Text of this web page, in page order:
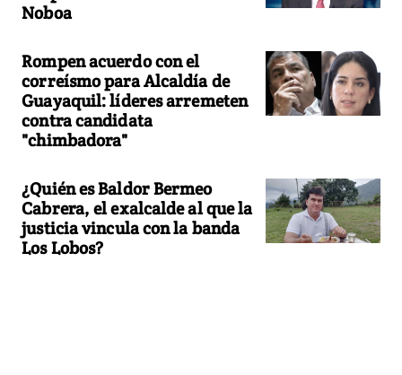
Noboa
Rompen acuerdo con el
correísmo para Alcaldía de
Guayaquil: líderes arremeten
contra candidata
"chimbadora"
¿Quién es Baldor Bermeo
Cabrera, el exalcalde al que la
justicia vincula con la banda
Los Lobos?